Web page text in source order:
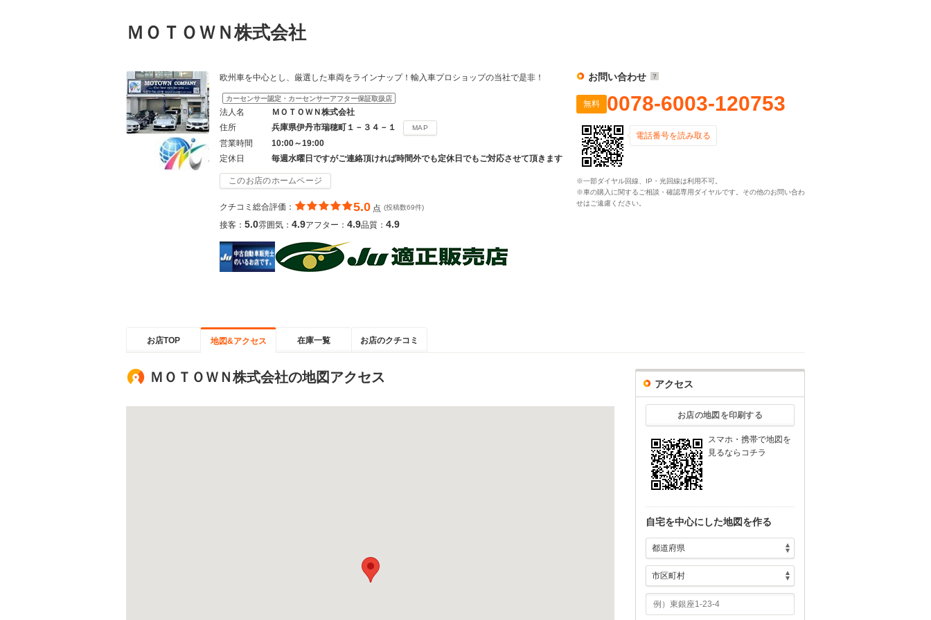
ＭＯＴＯＷＮ株式会社
欧州車を中心とし、厳選した車両をラインナップ！輸入車プロショップの当社で是非！
カーセンサー認定・カーセンサーアフター保証取扱店
法人名
ＭＯＴＯＷＮ株式会社
住所
兵庫県伊丹市瑞穂町１－３４－１ MAP
営業時間
10:00～19:00
定休日
毎週水曜日ですがご連絡頂ければ時間外でも定休日でもご対応させて頂きます
このお店のホームページ
クチコミ総合評価： 5.0 点 (投稿数69件)
接客： 5.0雰囲気： 4.9アフター： 4.9品質： 4.9
お問い合わせ
無料 0078-6003-120753
電話番号を読み取る
※一部ダイヤル回線、IP・光回線は利用不可。
※車の購入に関するご相談・確認専用ダイヤルです。その他のお問い合わ
せはご遠慮ください。
お店TOP 地図&アクセス 在庫一覧 お店のクチコミ
ＭＯＴＯＷＮ株式会社の地図アクセス アクセス
お店の地図を印刷する
スマホ・携帯で地図を
見るならコチラ
自宅を中心にした地図を作る